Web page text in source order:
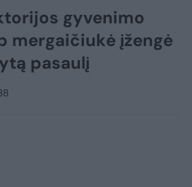
gyvenimo
mergaičiukė įžengė
pasaulį